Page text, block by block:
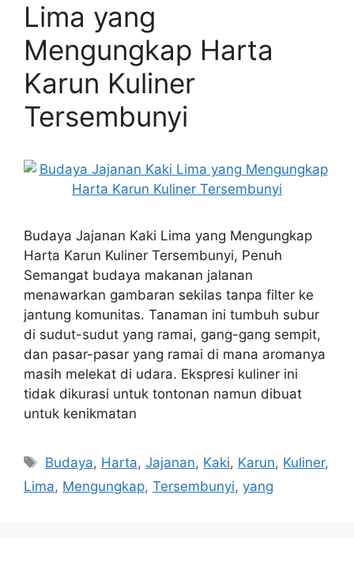
Lima yang
Mengungkap Harta
Karun Kuliner
Tersembunyi
Budaya Jajanan Kaki Lima yang Mengungkap
Harta Karun Kuliner Tersembunyi, Penuh
Semangat budaya makanan jalanan
menawarkan gambaran sekilas tanpa filter ke
jantung komunitas. Tanaman ini tumbuh subur
di sudut-sudut yang ramai, gang-gang sempit,
dan pasar-pasar yang ramai di mana aromanya
masih melekat di udara. Ekspresi kuliner ini
tidak dikurasi untuk tontonan namun dibuat
untuk kenikmatan
Tags
Budaya, Harta,Jajanan, Kaki, Karun, Kuliner,
Lima, Mengungkap, Tersembunyi, yang